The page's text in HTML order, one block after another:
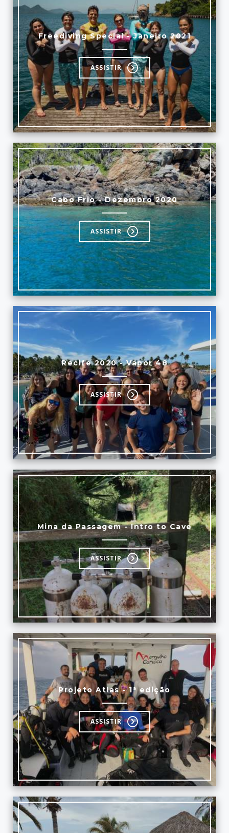
Freediving Special - Janeiro 2021
ASSISTIR
Cabo Frio - Dezembro 2020
ASSISTIR
Recife 2020 - Vapor 48
ASSISTIR
Mina da Passagem - Intro to Cave
ASSISTIR
Projeto Atlas - 1ª edição
ASSISTIR